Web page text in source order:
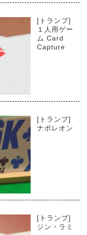
[トランプ]
１人用ゲー
ム Card
Capture
[トランプ]
ナポレオン
[トランプ]
ジン・ラミ